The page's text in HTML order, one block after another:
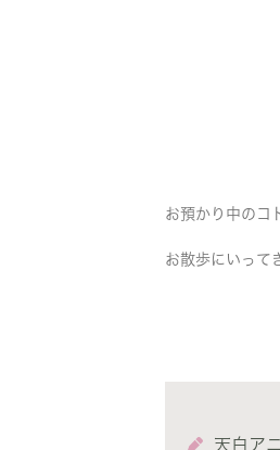
お預かり中のコ
お散歩にいって
天白ア